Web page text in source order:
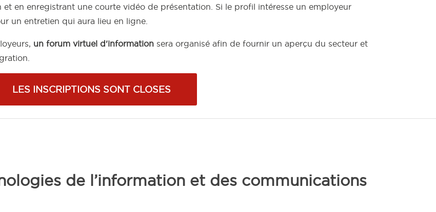
en enregistrant une courte vidéo de présentation. Si le profil intéresse un employeur
un entretien qui aura lieu en ligne.
un forum virtuel d'information sera organisé afin de fournir un aperçu du secteur et
LES INSCRIPTIONS SONT CLOSES
de l’information et des communications